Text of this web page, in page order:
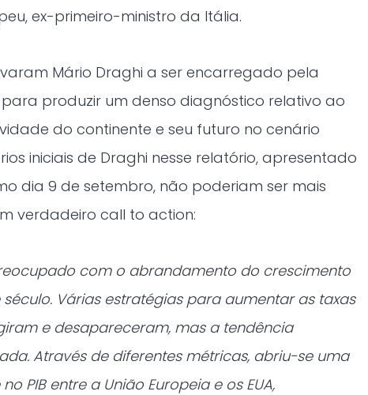
ex-primeiro-ministro da Itália.
Mário Draghi a ser encarregado pela
produzir um denso diagnóstico relativo ao
do continente e seu futuro no cenário
iniciais de Draghi nesse relatório, apresentado
dia 9 de setembro, não poderiam ser mais
verdadeiro call to action:
com o abrandamento do crescimento
Várias estratégias para aumentar as taxas
e desapareceram, mas a tendência
Através de diferentes métricas, abriu-se uma
PIB entre a União Europeia e os EUA,